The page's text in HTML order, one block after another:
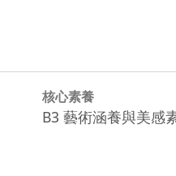
核心素養
B3 藝術涵養與美感